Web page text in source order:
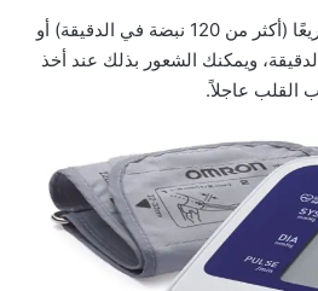
إذا شعرت أن قلبك ينبض سريعًا (أكثر من 120 نبضة في الدقيقة) أو
نبضة في الدقيقة، ويمكنك الشعور بذلك عند أخذ
القلب عاجلاً.